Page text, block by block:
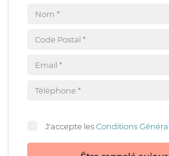
J'accepte lesConditions